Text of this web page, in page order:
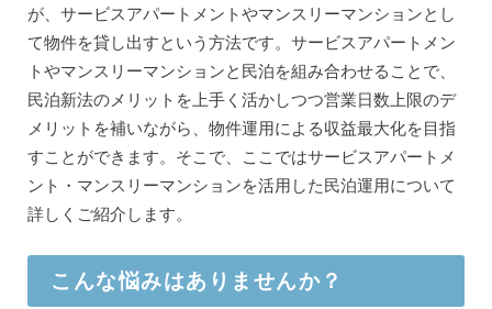
が、サービスアパートメントやマンスリーマンションとし
て物件を貸し出すという方法です。サービスアパートメン
トやマンスリーマンションと民泊を組み合わせることで、
民泊新法のメリットを上手く活かしつつ営業日数上限のデ
メリットを補いながら、物件運用による収益最大化を目指
すことができます。そこで、ここではサービスアパートメ
ント・マンスリーマンションを活用した民泊運用について
詳しくご紹介します。
こんな悩みはありませんか？